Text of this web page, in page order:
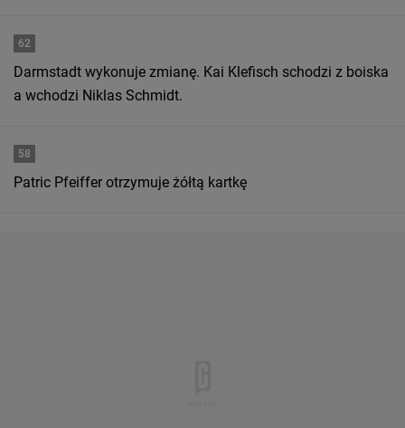
62
Darmstadt wykonuje zmianę. Kai Klefisch schodzi z boiska
a wchodzi Niklas Schmidt.
58
Patric Pfeiffer otrzymuje żółtą kartkę